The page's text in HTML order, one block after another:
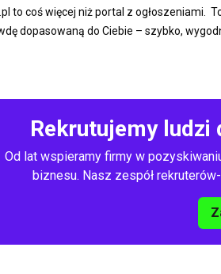
to coś więcej niż portal z ogłoszeniami.
dopasowaną do Ciebie – szybko,
Rekrutujemy ludzi
Od lat wspieramy firmy w
biznesu. Nasz zespół